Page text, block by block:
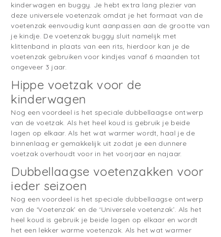
kinderwagen en buggy. Je hebt extra lang plezier van
deze universele voetenzak omdat je het formaat van de
voetenzak eenvoudig kunt aanpassen aan de grootte van
je kindje. De voetenzak buggy sluit namelijk met
klittenband in plaats van een rits, hierdoor kan je de
voetenzak gebruiken voor kindjes vanaf 6 maanden tot
ongeveer 3 jaar.
Hippe voetzak voor de
kinderwagen
Nog een voordeel is het speciale dubbellaagse ontwerp
van de voetzak. Als het heel koud is gebruik je beide
lagen op elkaar. Als het wat warmer wordt, haal je de
binnenlaag er gemakkelijk uit zodat je een dunnere
voetzak overhoudt voor in het voorjaar en najaar.
Dubbellaagse voetenzakken voor
ieder seizoen
Nog een voordeel is het speciale dubbellaagse ontwerp
van de ‘Voetenzak’ en de ‘Universele voetenzak’. Als het
heel koud is gebruik je beide lagen op elkaar en wordt
het een lekker warme voetenzak. Als het wat warmer